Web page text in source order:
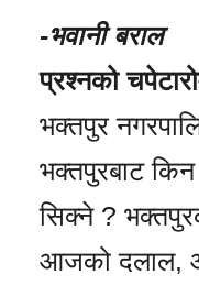
-भवानी बराल
प्रश्नको
भक्तपुर
भक्तपुरबाट
सिक्ने ?
आजको दलाल,